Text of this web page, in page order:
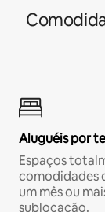
Aluguéis por
Espaços
comodidades
um mês ou
sublocação.